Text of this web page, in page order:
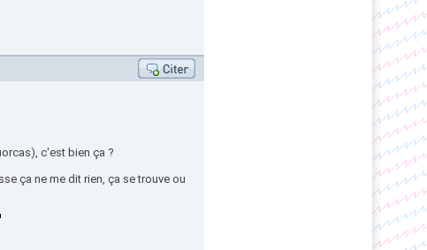
c'est bien ça ?
ça ne me dit rien, ça se trouve ou